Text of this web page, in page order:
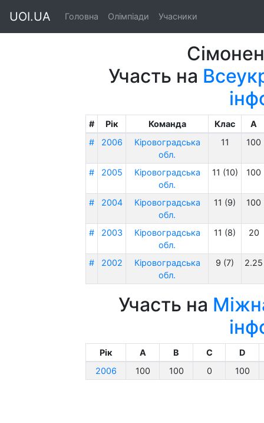
UOI.UA Головна Олімпіади Учасники
Участь на
# Рік Команда Клас
A
#
2006
Кіровоградська
обл.
11 100
# 2005
Кіровоградська
обл.
11 (10) 100
# 2004
Кіровоградська
обл.
11 (9) 100
# 2003
Кіровоградська
обл.
11 (8) 20
# 2002
Кіровоградська
обл.
9 (7) 2.25
Участь на
Рік A B C
D
2006
100 100 0 100